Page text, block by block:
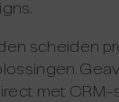
scheiden
met CRM-